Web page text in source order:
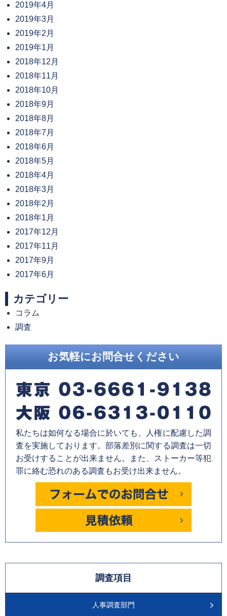
2019年4月
2019年3月
2019年2月
2019年1月
2018年12月
2018年11月
2018年10月
2018年9月
2018年8月
2018年7月
2018年6月
2018年5月
2018年4月
2018年3月
2018年2月
2018年1月
2017年12月
2017年11月
2017年9月
2017年6月
カテゴリー
コラム
調査
お気軽にお問合せください
私たちは如何なる場合に於いても、人権に配慮した調
査を実施しております。部落差別に関する調査は一切
お受けすることが出来ません。また、ストーカー等犯
罪に絡む恐れのある調査もお受け出来ません。
調査項目
人事調査部門